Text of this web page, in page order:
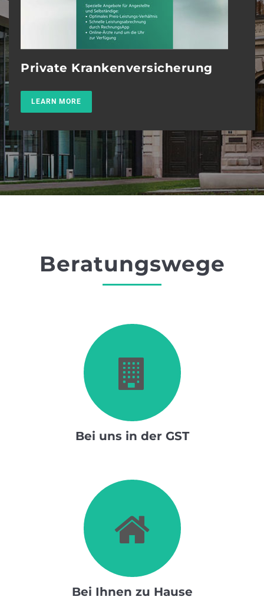
Private Krankenversicherung
LEARN MORE
Beratungswege
Bei uns in der GST
Bei Ihnen zu Hause